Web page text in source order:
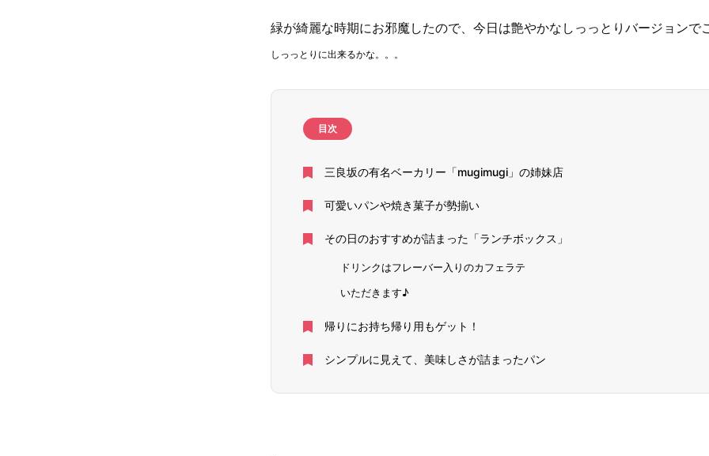
緑が綺麗な時期にお邪魔したので、今日は艶やかなしっっとりバージョンで
しっっとりに出来るかな。。。
目次
三良坂の有名ベーカリー「mugimugi」の姉妹店
可愛いパンや焼き菓子が勢揃い
その日のおすすめが詰まった「ランチボックス」
ドリンクはフレーバー入りのカフェラテ
いただきます♪
帰りにお持ち帰り用もゲット！
シンプルに見えて、美味しさが詰まったパン